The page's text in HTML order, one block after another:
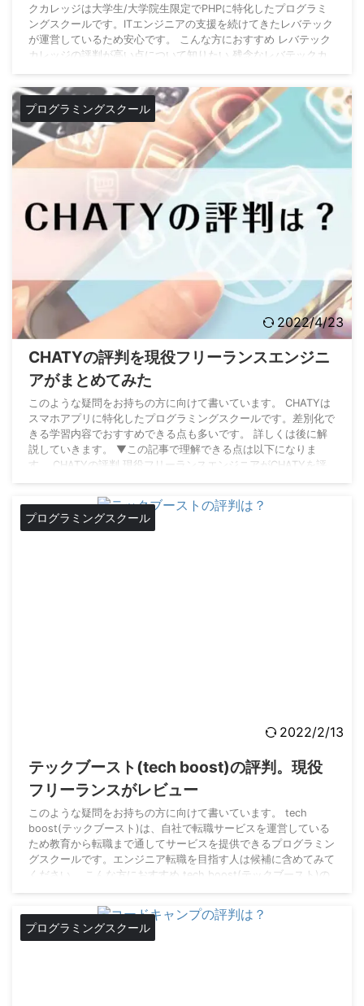
クカレッジは大学生/大学院生限定でPHPに特化したプログラミ
ングスクールです。ITエンジニアの支援を続けてきたレバテック
が運営しているため安心です。 こんな方におすすめ レバテック
カレッジの評判が高い点について知りたい 残念なレバテックカ
レバテックカレッジで学ぶと実務に役立つスキルを身につけられ
るのか、現役フリーランスエンジニア目線で解説しています。
レバテックカレッジが気になる大学生/ ...
プログラミングスクール
2022/4/23
CHATYの評判を現役フリーランスエンジニ
アがまとめてみた
このような疑問をお持ちの方に向けて書いています。 CHATYは
スマホアプリに特化したプログラミングスクールです。差別化で
きる学習内容でおすすめできる点も多いです。 詳しくは後に解
説していきます。 ▼この記事で理解できる点は以下になりま
す。 CHATYの評判 現役フリーランスエンジニアがCHATYを評
のSNSの評判は CHATYが気になる方、実際の現場で役立つスキ
ルを学べるのか不安な方、現役フリーランスエンジニア目線でわ
かりやすく解説し ...
プログラミングスクール
2022/2/13
テックブースト(tech boost)の評判。現役
フリーランスがレビュー
このような疑問をお持ちの方に向けて書いています。 tech
boost(テックブースト)は、自社で転職サービスを運営している
ため教育から転職まで通してサービスを提供できるプログラミン
グスクールです。エンジニア転職を目指す人は候補に含めてみて
ください。 こんな方におすすめ tech boost(テックブースト)の
残念な点 SNSでの評判について tech boost(テックブースト)の
受講者の評判だけでなく、現役フリーランスエンジニアの僕 ...
プログラミングスクール